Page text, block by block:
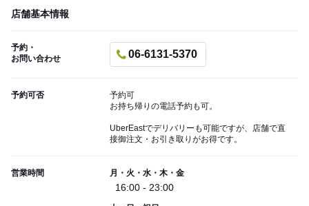
店舗基本情報
予約・
お問い合わせ
06-6131-5370
予約可否
予約可
お持ち帰りの電話予約も可。
UberEastでデリバリーも可能ですが、店舗で直
接御注文・お引き取りがお得です。
営業時間 月・火・水・木・金
16:00 - 23:00